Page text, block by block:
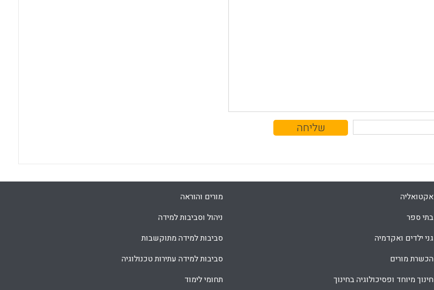
אקטואליה
בתי ספר
גני ילדים ואקדמיה
הכשרת מורים
חינוך מיוחד ופסיכולוגיה בחינוך
מורים והוראה
ניהול וסביבות למידה
סביבות למידה מתוקשבות
סביבות למידה עתירות טכנולוגיה
תחומי לימוד